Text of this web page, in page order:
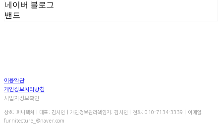
네이버 블로그
밴드
이용약관
개인정보처리방침
사업자정보확인
상호: 퍼니텍처 | 대표: 김시연 | 개인정보관리책임자: 김시연 | 전화: 010-7134-3339 | 이메일:
furnitecture_@naver.com